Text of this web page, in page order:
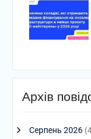
Архів
Серпень 2026